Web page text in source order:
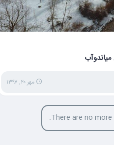
مهر ۲۰, ۱۳۹۷
There are no